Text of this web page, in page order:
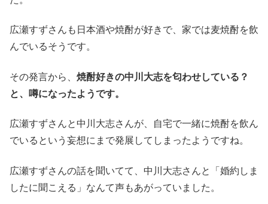
広瀬すずさんも日本酒や焼酎が好きで、家では麦焼酎を飲
んでいるそうです。
その発言から、 焼酎好きの中川大志を匂わせしている？
と、噂になったようです。
広瀬すずさんと中川大志さんが、自宅で一緒に焼酎を飲ん
でいるという妄想にまで発展してしまったようですね。
広瀬すずさんの話を聞いてて、中川大志さんと「婚約しま
したに聞こえる」なんて声もあがっていました。